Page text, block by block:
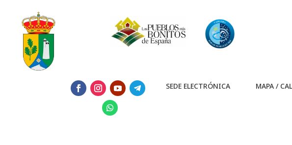
SEDE ELECTRÓNICA MAPA /